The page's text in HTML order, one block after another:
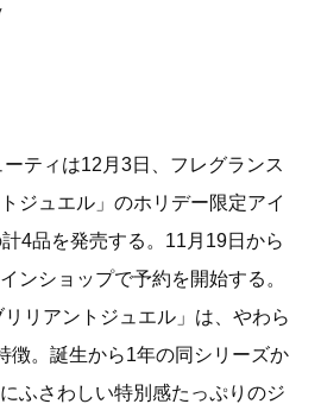
ティは12月3日、フレグランス
ジュエル」のホリデー限定アイ
4品を発売する。11月19日から
ンショップで予約を開始する。
リアントジュエル」は、やわら
徴。誕生から1年の同シリーズか
ふさわしい特別感たっぷりのジ